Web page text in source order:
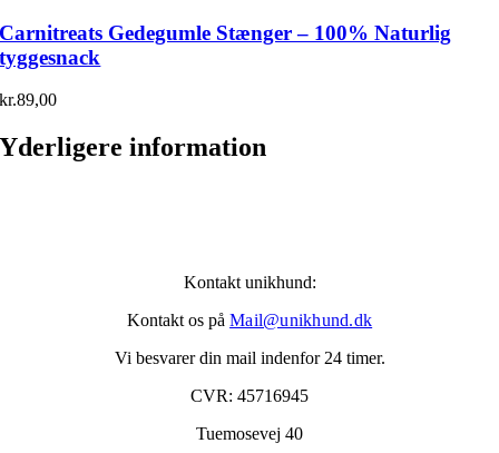
Carnitreats Gedegumle Stænger – 100% Naturlig
tyggesnack
kr.89,00
Yderligere information
Kontakt unikhund:
Kontakt os på Mail@unikhund.dk
Vi besvarer din mail indenfor 24 timer.
CVR: 45716945
Tuemosevej 40